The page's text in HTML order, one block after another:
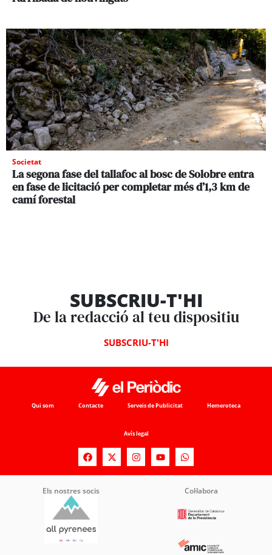
Societat
La segona fase del tallafoc al bosc de Solobre entra
en fase de licitació per completar més d’1,3 km de
camí forestal
SUBSCRIU-T'HI
De la redacció al teu dispositiu
SUBSCRIU-T'HI
Qui som Contacte Serveis de Publicitat Hemeroteca
Avís legal
Els nostres socis Col·labora